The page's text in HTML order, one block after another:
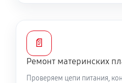
📄
Ремонт материнских
Проверяем цепи питания,